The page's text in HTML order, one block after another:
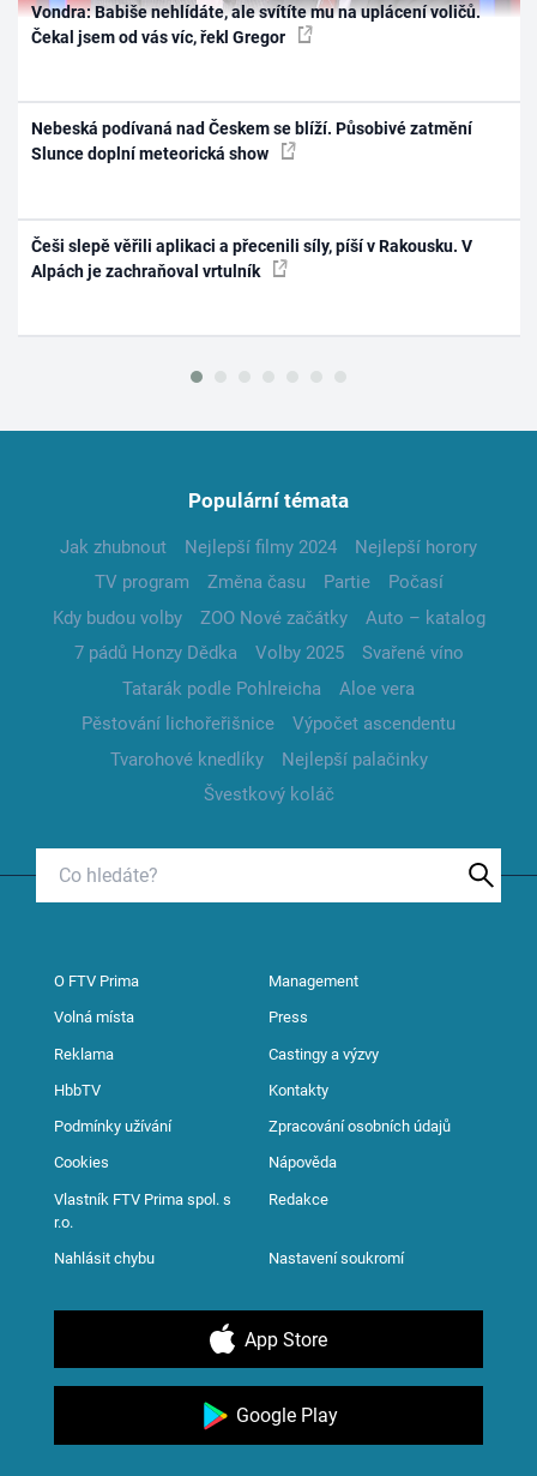
Vondra: Babiše nehlídáte, ale svítíte mu na uplácení voličů.
Čekal jsem od vás víc, řekl Gregor
Nebeská podívaná nad Českem se blíží. Působivé zatmění
Slunce doplní meteorická show
Češi slepě věřili aplikaci a přecenili síly, píší v Rakousku. V
Alpách je zachraňoval vrtulník
Populární témata
Jak zhubnout Nejlepší filmy 2024
Nejlepší horory
TV program
Změna času Partie
Počasí
Kdy budou volby
ZOO Nové začátky
Auto – katalog
7 pádů Honzy Dědka
Volby 2025
Svařené víno
Tatarák podle Pohlreicha
Aloe vera
Pěstování lichořeřišnice
Výpočet ascendentu
Tvarohové knedlíky
Nejlepší palačinky
Švestkový koláč
O FTV Prima Management
Volná místa Press
Reklama Castingy a výzvy
HbbTV Kontakty
Podmínky užívání Zpracování osobních údajů
Cookies Nápověda
Vlastník FTV Prima spol. s
r.o.
Redakce
Nahlásit chybu Nastavení soukromí
App Store
Google Play